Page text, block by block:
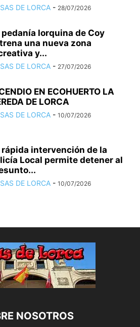
DE LORCA - 28/07/2026
pedanía lorquina de Coy
una nueva zona
y...
DE LORCA - 27/07/2026
EN ECOHUERTO LA
DE LORCA
DE LORCA - 10/07/2026
rápida intervención de la
Local permite detener al
DE LORCA - 10/07/2026
NOSOTROS